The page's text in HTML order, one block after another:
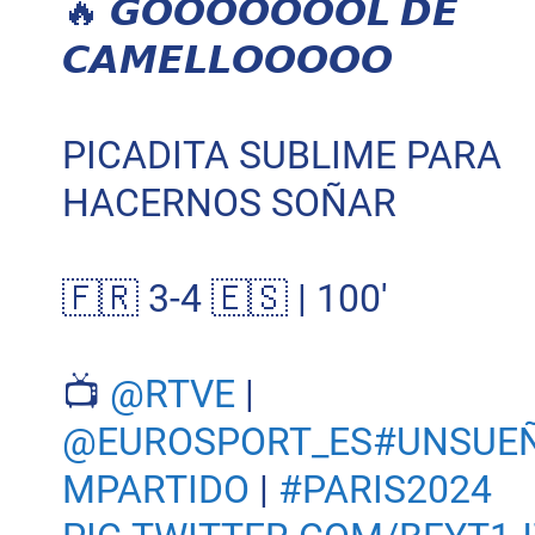
🔥 𝙂𝙊𝙊𝙊𝙊𝙊𝙊𝙊𝙇 𝘿𝙀
𝘾𝘼𝙈𝙀𝙇𝙇𝙊𝙊𝙊𝙊𝙊
PICADITA SUBLIME PARA
HACERNOS SOÑAR
🇫🇷 3-4 🇪🇸 | 100'
📺 @RTVE |
@EUROSPORT_ES
MPARTIDO | #PARIS2024